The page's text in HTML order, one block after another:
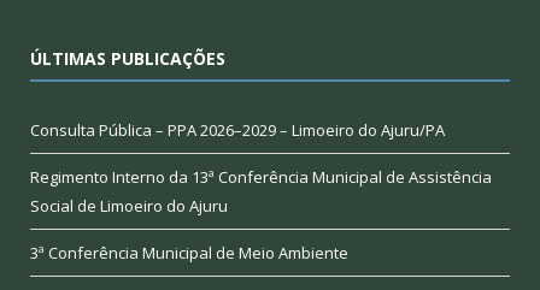
ÚLTIMAS PUBLICAÇÕES
Consulta Pública – PPA 2026–2029 – Limoeiro do Ajuru/PA
Regimento Interno da 13ª Conferência Municipal de Assistência
Social de Limoeiro do Ajuru
3ª Conferência Municipal de Meio Ambiente